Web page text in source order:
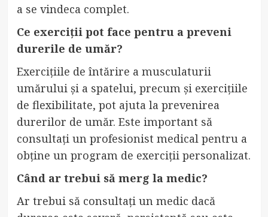
a se vindeca complet.
Ce exerciții pot face pentru a preveni
durerile de umăr?
Exercițiile de întărire a musculaturii
umărului și a spatelui, precum și exercițiile
de flexibilitate, pot ajuta la prevenirea
durerilor de umăr. Este important să
consultați un profesionist medical pentru a
obține un program de exerciții personalizat.
Când ar trebui să merg la medic?
Ar trebui să consultați un medic dacă